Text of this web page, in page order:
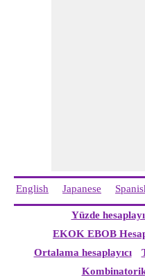
English Japanese
Yüzde
EKOK EBOB
Ortalama hesaplayıcı